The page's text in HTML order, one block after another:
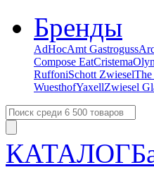
Бренды
AdHocAmt Gastroguss
Compose EatCristema
RuffoniSchott Zwiesel
WuesthofYaxellZwiesel
КАТАЛОГ